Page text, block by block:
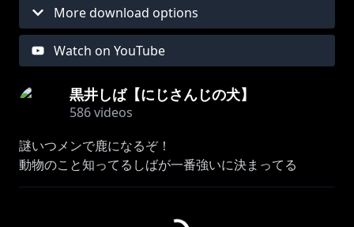
More download options
Watch on YouTube
黒井しば【にじさんじの犬】
586videos
謎いつメンで鹿になるぞ！
https://store.steampowered.com/app/2708450/Oh_